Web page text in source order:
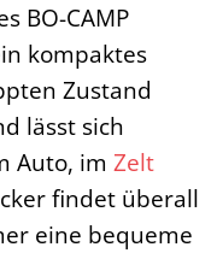
BO-CAMP
kompaktes
Zustand
lässt sich
Auto, im Zelt
findet überall
eine bequeme